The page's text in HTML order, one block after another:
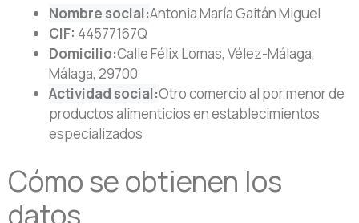
Nombre social:Antonia María Gaitán Miguel
CIF: 44577167Q
Domicilio:Calle Félix Lomas, Vélez-Málaga,
Málaga, 29700
Actividad social:Otro comercio al por menor de
productos alimenticios en establecimientos
especializados
Cómo se obtienen los
datos